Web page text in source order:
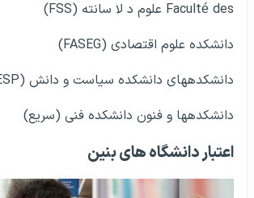
Faculté des علوم د لا سانته (FSS)
دانشکده علوم اقتصادی (FASEG)
دانشکده­های دانشکده سیاست و دانش (FADESP)
دانشکده­ها و فنون دانشکده فنی (سریع)
اعتبار دانشگاه های بنین